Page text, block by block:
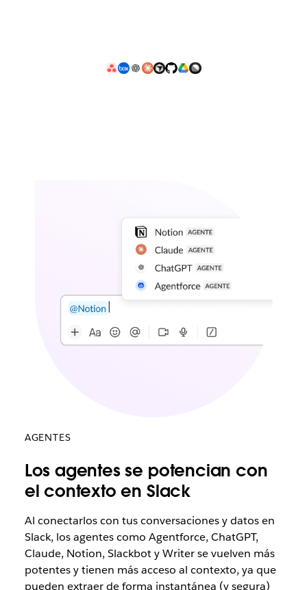
AGENTES
Los agentes se potencian con
el contexto en Slack
Al conectarlos con tus conversaciones y datos en
Slack, los agentes como Agentforce, ChatGPT,
Claude, Notion, Slackbot y Writer se vuelven más
potentes y tienen más acceso al contexto, ya que
pueden extraer de forma instantánea (y segura)